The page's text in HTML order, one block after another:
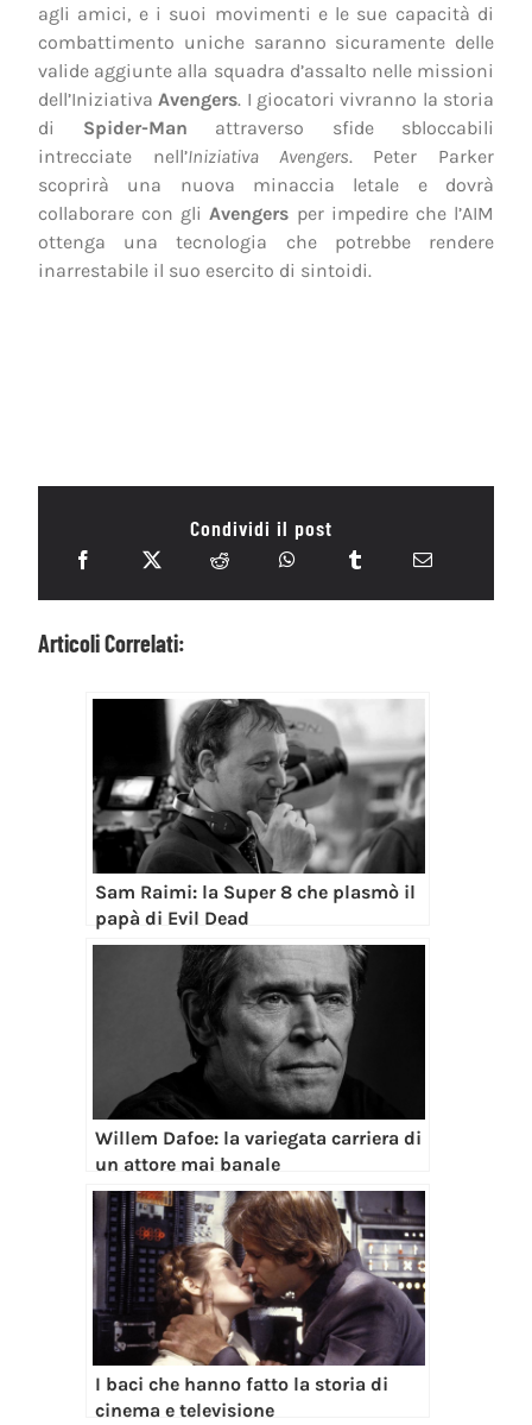
agli amici, e i suoi movimenti e le sue capacità di
combattimento uniche saranno sicuramente delle
valide aggiunte alla squadra d’assalto nelle missioni
dell’IniziativaAvengers. I giocatori vivranno la storia
di Spider-Man attraverso sfide sbloccabili
intrecciate nell’Iniziativa Avengers. Peter Parker
scoprirà una nuova minaccia letale e dovrà
collaborare con gliAvengers per impedire che l’AIM
ottenga una tecnologia che potrebbe rendere
inarrestabile il suo esercito di sintoidi.
Condividi il post
Articoli Correlati:
Sam Raimi: la Super 8 che plasmò il
papà di Evil Dead
Willem Dafoe: la variegata carriera di
un attore mai banale
I baci che hanno fatto la storia di
cinema e televisione